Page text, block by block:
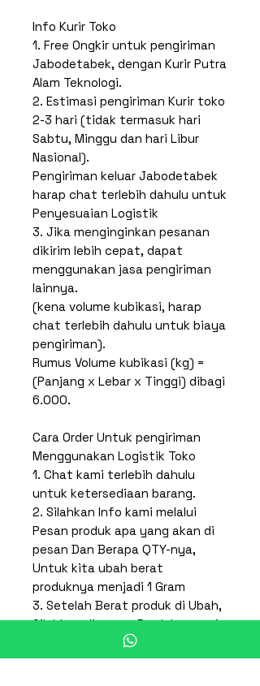
Info Kurir Toko
1. Free Ongkir untuk pengiriman
Jabodetabek, dengan Kurir Putra
Alam Teknologi.
2. Estimasi pengiriman Kurir toko
2-3 hari (tidak termasuk hari
Sabtu, Minggu dan hari Libur
Nasional).
Pengiriman keluar Jabodetabek
harap chat terlebih dahulu untuk
Penyesuaian Logistik
3. Jika menginginkan pesanan
dikirim lebih cepat, dapat
menggunakan jasa pengiriman
lainnya.
(kena volume kubikasi, harap
chat terlebih dahulu untuk biaya
pengiriman).
Rumus Volume kubikasi (kg) =
(Panjang x Lebar x Tinggi) dibagi
6.000.
Cara Order Untuk pengiriman
Menggunakan Logistik Toko
1. Chat kami terlebih dahulu
untuk ketersediaan barang.
2. Silahkan Info kami melalui
Pesan produk apa yang akan di
pesan Dan Berapa QTY-nya,
Untuk kita ubah berat
produknya menjadi 1 Gram
3. Setelah Berat produk di Ubah,
Silahkan di pesan Produk sesuai
dengan QTY yang di inginkan
dan memilih menggunakan Kurir